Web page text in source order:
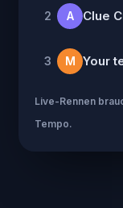
2 A Clue
3 M Your
Live-Rennen
Tempo.